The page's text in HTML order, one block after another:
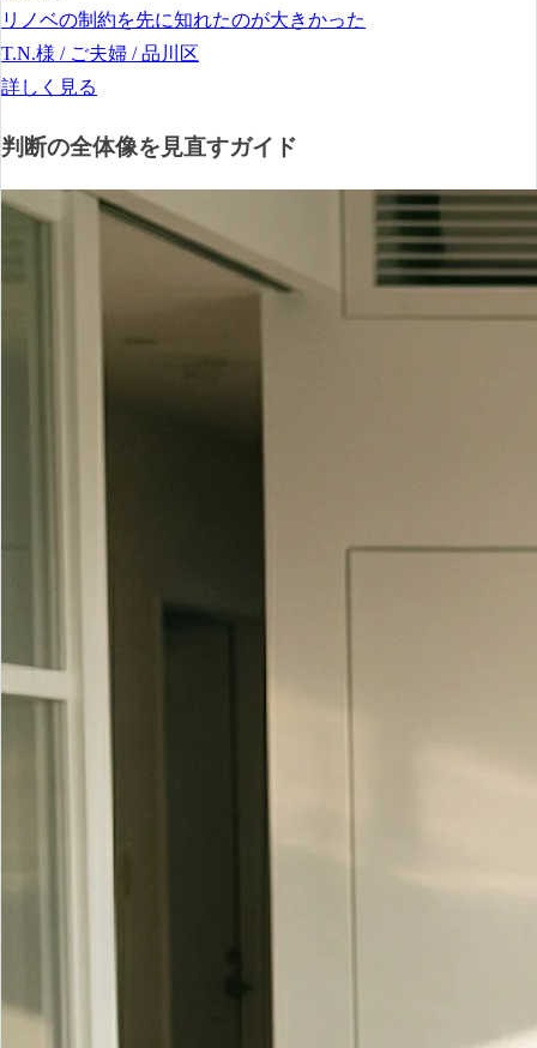
リノベの制約を先に知れたのが大きかった
T.N.様 / ご夫婦 / 品川区
詳しく見る
判断の全体像を見直すガイド